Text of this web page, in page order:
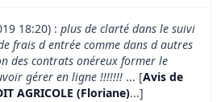
18:20) : plus de clarté dans le suivi
frais d entrée comme dans d autres
des contrats onéreux former le
gérer en ligne !!!!!!! ... [Avis de
AGRICOLE (Floriane)...]